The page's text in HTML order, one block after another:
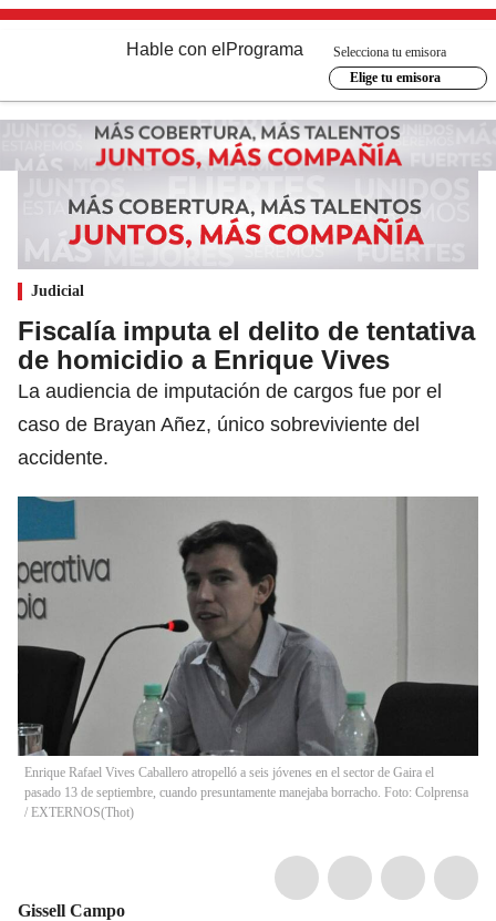
Hable con el Programa
Selecciona tu emisora
Elige tu emisora
Judicial
Fiscalía imputa el delito de tentativa
de homicidio a Enrique Vives
La audiencia de imputación de cargos fue por el
caso de Brayan Añez, único sobreviviente del
accidente.
Enrique Rafael Vives Caballero atropelló a seis jóvenes en el sector de Gaira el
pasado 13 de septiembre, cuando presuntamente manejaba borracho. Foto: Colprensa
/ EXTERNOS(Thot)
Gissell Campo